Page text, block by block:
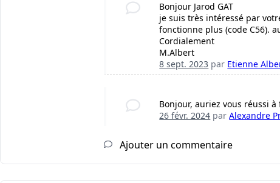
Bonjour Jarod GAT
je suis très intéressé par
fonctionne plus (code C56).
Cordialement
M.Albert
8 sept. 2023 par Etienne
Bonjour, auriez vous réussi
26 févr. 2024 parAlexandre
Ajouter un commentaire